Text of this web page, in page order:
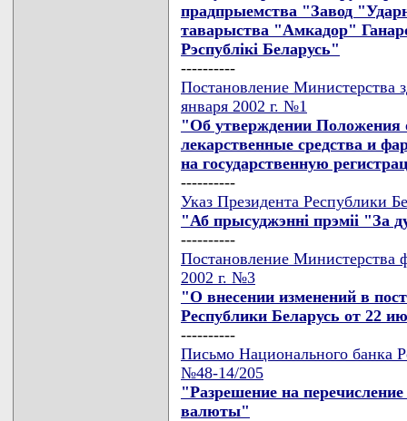
прадпрыемства "Завод
таварыства "Амкадор"
Рэспублiкi Беларусь"
----------
Постановление Министерства
января 2002 г. №1
"Об утверждении Положения
лекарственные средства и
на государственную
----------
Указ Президента Республики
"Аб прысуджэннi прэмii "За
----------
Постановление Министерства
2002 г. №3
"О внесении изменений в
Республики Беларусь от 22
----------
Письмо Национального банка
№48-14/205
"Разрешение на
валюты"